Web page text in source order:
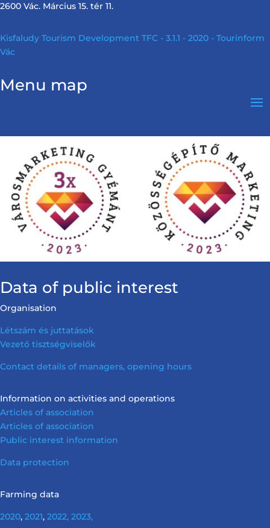
2600 Vác. Március 15. tér 11.
Kisfaludy Tourism Development TFC - 3.1.1 - 2020 - Tourinform
Vác
Menu map
Data of public interest
Organisation
Létszám és juttatások
Vezető tisztségviselők
Contact details of managers, opening hours
Information on activities and operations
Articles of association
Articles of association
Public interest information
Data protection
Farming data
2020, 2021, 2022, 2023,